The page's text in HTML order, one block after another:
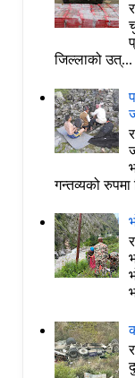
जिल्लाको उत्...
गन्तव्यको रुपमा